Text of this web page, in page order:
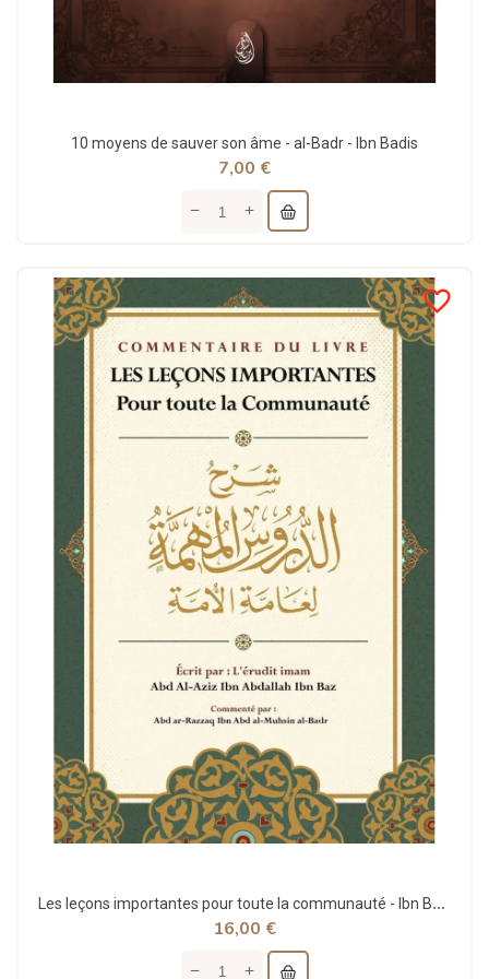
10 moyens de sauver son âme - al-Badr - Ibn Badis
7,00 €
favorite_border
Les leçons importantes pour toute la communauté - Ibn Bâz - Commentaire d'Abd Ar-Razzaq Al-Badr...
16,00 €